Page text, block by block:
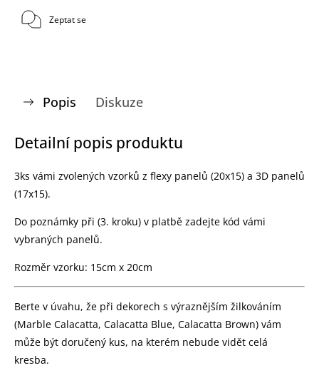
Zeptat se
Popis Diskuze
Detailní popis produktu
3ks vámi zvolených vzorků z flexy panelů (20x15) a 3D panelů
(17x15).
Do poznámky při (3. kroku) v platbě zadejte kód vámi
vybraných panelů.
Rozměr vzorku: 15cm x 20cm
Berte v úvahu, že při dekorech s výraznějším žilkováním
(Marble Calacatta, Calacatta Blue, Calacatta Brown) vám
může být doručený kus, na kterém nebude vidět celá
kresba.